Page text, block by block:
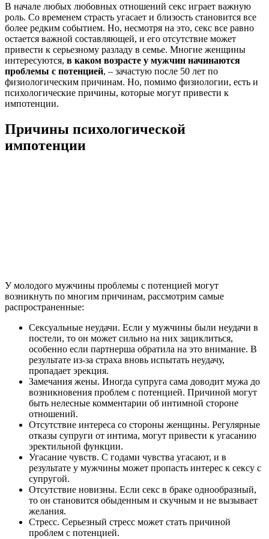
В начале любых любовных отношений секс играет важную
роль. Со временем страсть угасает и близость становится все
более редким событием. Но, несмотря на это, секс все равно
остается важной составляющей, и его отсутствие может
привести к серьезному разладу в семье. Многие женщины
интересуются, в каком возрасте у мужчин начинаются
проблемы с потенцией, – зачастую после 50 лет по
физиологическим причинам. Но, помимо физиологии, есть и
психологические причины, которые могут привести к
импотенции.
Причины психологической
импотенции
У молодого мужчины проблемы с потенцией могут
возникнуть по многим причинам, рассмотрим самые
распространенные:
Сексуальные неудачи. Если у мужчины были неудачи в
постели, то он может сильно на них зациклиться,
особенно если партнерша обратила на это внимание. В
результате из-за страха вновь испытать неудачу,
пропадает эрекция.
Замечания жены. Иногда супруга сама доводит мужа до
возникновения проблем с потенцией. Причиной могут
быть нелесные комментарии об интимной стороне
отношений.
Отсутствие интереса со стороны женщины. Регулярные
отказы супруги от интима, могут привести к угасанию
эректильной функции.
Угасание чувств. С годами чувства угасают, и в
результате у мужчины может пропасть интерес к сексу с
супругой.
Отсутствие новизны. Если секс в браке однообразный,
то он становится обыденным и скучным и не вызывает
желания.
Стресс. Серьезный стресс может стать причиной
проблем с потенцией.